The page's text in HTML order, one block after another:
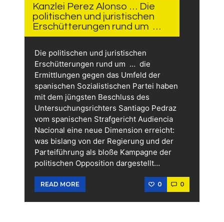
Kanzlei Perez Alonso … Die
politischen und juristischen
Erschütterungen rund um …
Die politischen und juristischen
Erschütterungen rund um … die
Ermittlungen gegen das Umfeld der
spanischen Sozialistischen Partei haben
mit dem jüngsten Beschluss des
Untersuchungsrichters Santiago Pedraz
vom spanischen Strafgericht Audiencia
Nacional eine neue Dimension erreicht:
was bislang von der Regierung und der
Parteiführung als bloße Kampagne der
politischen Opposition dargestellt…
READ MORE 0 0